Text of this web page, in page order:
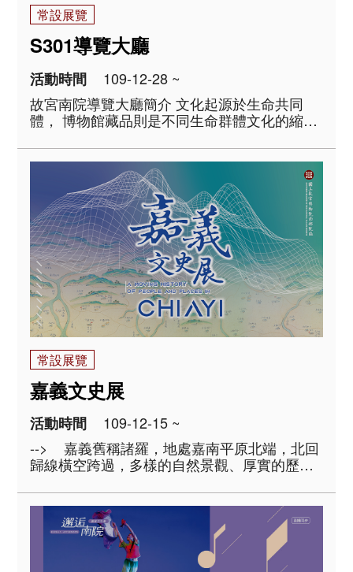
常設展覽
S301導覽大廳
活動時間
109-12-28 ~
故宮南院導覽大廳簡介 文化起源於生命共同
體， 博物館藏品則是不同生命群體文化的縮影
值信仰、工藝成就及藝術表現，一件藏品可訴
說的，遠不只一個時代的故事。 國立故宮博
物院典藏近七十萬件文物， ..
常設展覽
嘉義文史展
活動時間
109-12-15 ~
--> 嘉義舊稱諸羅，地處嘉南平原北端，北回
歸線橫空跨過，多樣的自然景觀、厚實的歷史
北港溪、八掌溪蜿蜒，自發源的高嶺處往下，
開展出河谷、淺丘山陵、海岸平原，以及沉積
的潟湖、沙洲等多種地貌，涵養不..